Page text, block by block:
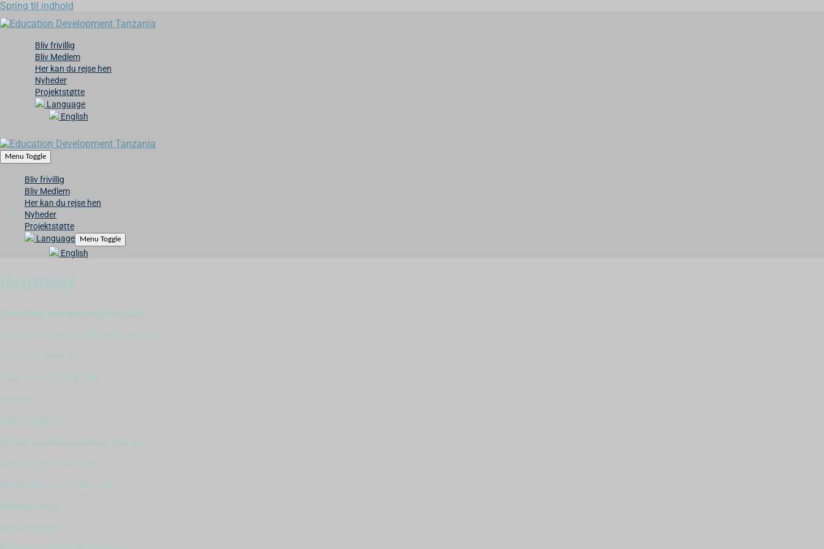
Spring til indhold
Bliv frivillig
Bliv Medlem
Her kan du rejse hen
Nyheder
Projektstøtte
Language
English
Menu Toggle
Bliv frivillig
Bliv Medlem
Her kan du rejse hen
Nyheder
Projektstøtte
Language
Menu Toggle
English
Kontakt
Education Development Tanzania.
Adresse: Åskrænten 48, 6710 Esbjerg V
Cvr. nr.: 41990910
Telefon: +4521649148
Formand
Bjørn Laigaard
E-mail: bjornlaigaard@outlook.dk
Telefon: +4521649148
WhatsApp: +4521649148
Næstformand
Niels Mølgård